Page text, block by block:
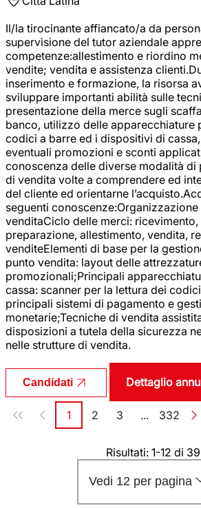
Il/la tirocinante affiancato/a da
supervisione del tutor aziendale
competenze:allestimento e riordino
vendite; vendita e assistenza
inserimento e formazione, la risorsa
sviluppare importanti abilità sulle
presentazione della merce sugli
banco, utilizzo delle apparecchiature
codici a barre ed i dispositivi di
eventuali promozioni e sconti
conoscenza delle diverse modalità di
di vendita volte a comprendere ed
del cliente ed orientarne
seguenti
venditaCiclo delle merci:
preparazione, allestimento, vendita,
venditeElementi di base per la
punto vendita: layout delle
promozionali;Principali
cassa: scanner per la lettura dei
principali sistemi di pagamento e
monetarie;Tecniche di vendita
disposizioni a tutela della sicurezza
nelle strutture di vendita.
Candidati Dettaglio
Paginazione
Pagina
1 Pagina
2 Pagina
3 ... Pagina
332
Risultati: 1-12 di
Vedi 12 per pagina